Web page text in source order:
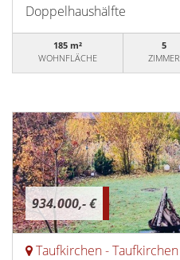
Doppelhaushälfte
185 m²
WOHNFLÄCHE
5
ZIMMER
934.000,- €
Taufkirchen - Taufkirchen